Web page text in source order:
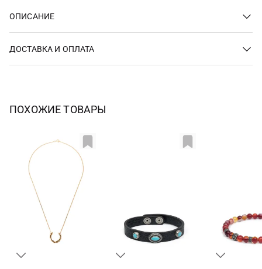
ОПИСАНИЕ
ДОСТАВКА И ОПЛАТА
ПОХОЖИЕ ТОВАРЫ